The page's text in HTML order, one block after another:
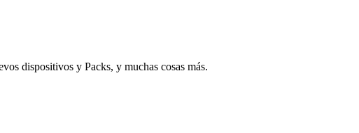
dispositivos y Packs, y muchas cosas más.